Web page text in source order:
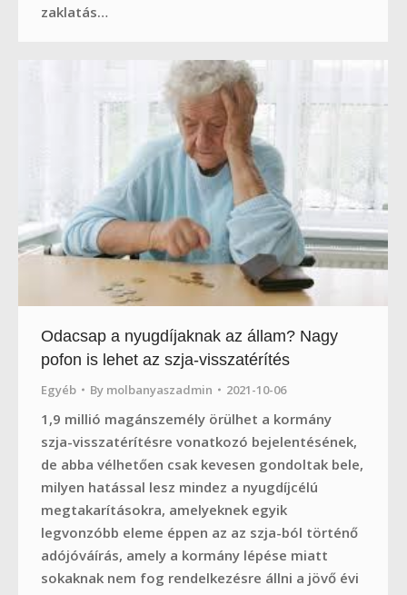
zaklatás…
Odacsap a nyugdíjaknak az állam? Nagy
pofon is lehet az szja-visszatérítés
Egyéb By molbanyaszadmin 2021-10-06
1,9 millió magánszemély örülhet a kormány
szja-visszatérítésre vonatkozó bejelentésének,
de abba vélhetően csak kevesen gondoltak bele,
milyen hatással lesz mindez a nyugdíjcélú
megtakarításokra, amelyeknek egyik
legvonzóbb eleme éppen az az szja-ból történő
adójóváírás, amely a kormány lépése miatt
sokaknak nem fog rendelkezésre állni a jövő évi